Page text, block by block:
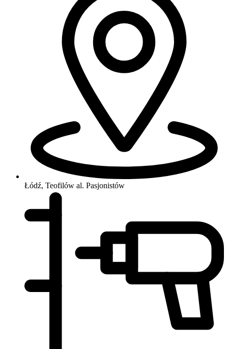
Łódź, Teofilów al. Pasjonistów